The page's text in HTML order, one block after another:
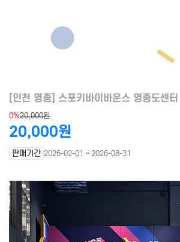
[인천 영종] 스포키바이바운스 영종도센터
0%20,000원
20,000원
판매기간 2026-02-01 ~ 2026-08-31